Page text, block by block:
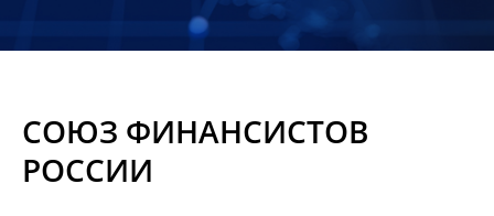
Материалы
СОЮЗ ФИНАНСИСТОВ
РОССИИ